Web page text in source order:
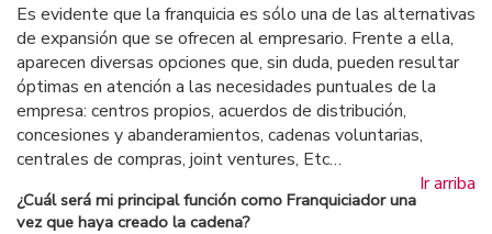
Es evidente que la franquicia es sólo una de las alternativas
de expansión que se ofrecen al empresario. Frente a ella,
aparecen diversas opciones que, sin duda, pueden resultar
óptimas en atención a las necesidades puntuales de la
empresa: centros propios, acuerdos de distribución,
concesiones y abanderamientos, cadenas voluntarias,
centrales de compras, joint ventures, Etc…
Ir arriba
¿Cuál será mi principal función como Franquiciador una
vez que haya creado la cadena?